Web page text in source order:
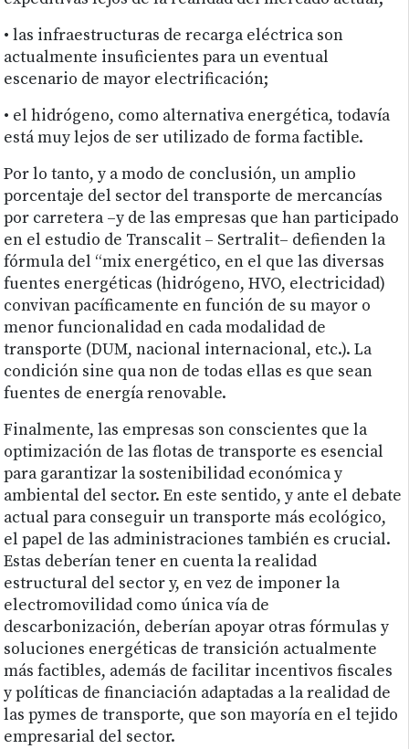
• las infraestructuras de recarga eléctrica son
actualmente insuficientes para un eventual
escenario de mayor electrificación;
• el hidrógeno, como alternativa energética, todavía
está muy lejos de ser utilizado de forma factible.
Por lo tanto, y a modo de conclusión, un amplio
porcentaje del sector del transporte de mercancías
por carretera –y de las empresas que han participado
en el estudio de Transcalit – Sertralit– defienden la
fórmula del “mix energético, en el que las diversas
fuentes energéticas (hidrógeno, HVO, electricidad)
convivan pacíficamente en función de su mayor o
menor funcionalidad en cada modalidad de
transporte (DUM, nacional internacional, etc.). La
condición sine qua non de todas ellas es que sean
fuentes de energía renovable.
Finalmente, las empresas son conscientes que la
optimización de las flotas de transporte es esencial
para garantizar la sostenibilidad económica y
ambiental del sector. En este sentido, y ante el debate
actual para conseguir un transporte más ecológico,
el papel de las administraciones también es crucial.
Estas deberían tener en cuenta la realidad
estructural del sector y, en vez de imponer la
electromovilidad como única vía de
descarbonización, deberían apoyar otras fórmulas y
soluciones energéticas de transición actualmente
más factibles, además de facilitar incentivos fiscales
y políticas de financiación adaptadas a la realidad de
las pymes de transporte, que son mayoría en el tejido
empresarial del sector.